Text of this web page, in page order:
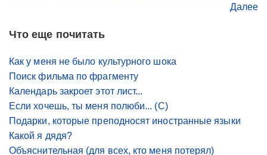
Далее
Что еще почитать
Как у меня не было культурного шока
Поиск фильма по фрагменту
Календарь закроет этот лист...
Если хочешь, ты меня полюби... (С)
Подарки, которые преподносят иностранные языки
Какой я дядя?
Объяснительная (для всех, кто меня потерял)